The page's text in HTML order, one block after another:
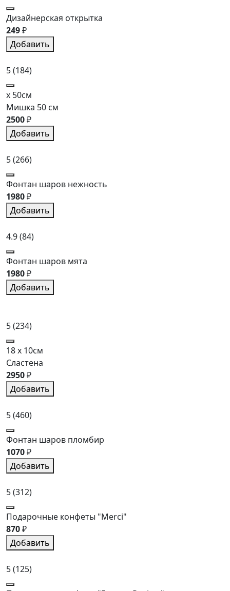
Дизайнерская открытка
249₽
Добавить
5(184)
x 50см
Мишка 50 см
2500₽
Добавить
5(266)
Фонтан шаров нежность
1980₽
Добавить
4.9(84)
Фонтан шаров мята
1980₽
Добавить
5(234)
18 x 10см
Сластена
2950₽
Добавить
5(460)
Фонтан шаров пломбир
1070₽
Добавить
5(312)
Подарочные конфеты "Merci"
870₽
Добавить
5(125)